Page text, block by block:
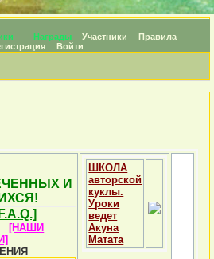
Награды Участники
Правила
Войти
И
[НАШИ
ШКОЛА
авторской
куклы.
Уроки
ведет
Акуна
Матата